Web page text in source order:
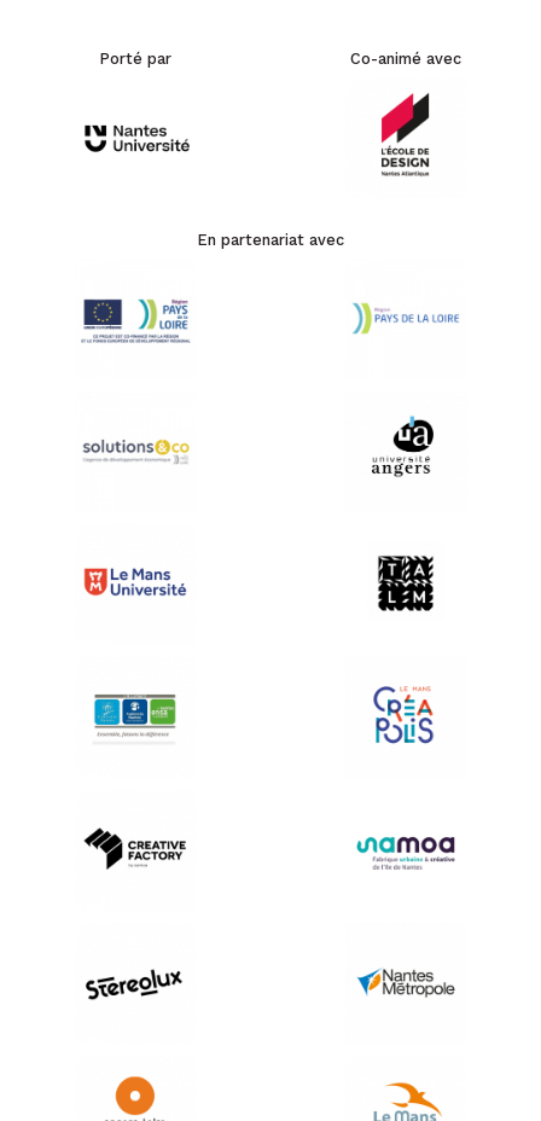
Porté par Co-animé avec
En partenariat avec